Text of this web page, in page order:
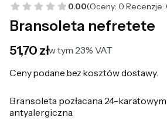
0.00(Oceny: 0 Recenzje:
Bransoleta nefretete
Cena
51,70 złw tym 23% VAT
w tym 23% VAT
Ceny podane bez kosztów dostawy.
Bransoleta pozłacana 24-karatowym
antyalergiczna.